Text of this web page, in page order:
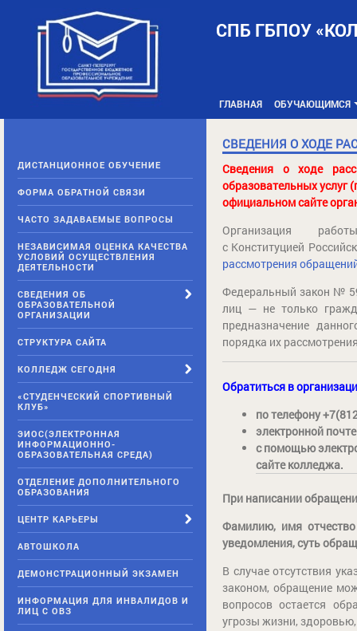
СПБ ГБПОУ
ГЛАВНАЯ ОБУЧАЮЩИМСЯ
ДИСТАНЦИОННОЕ ОБУЧЕНИЕ
ФОРМА ОБРАТНОЙ СВЯЗИ
ЧАСТО ЗАДАВАЕМЫЕ ВОПРОСЫ
НЕЗАВИСИМАЯ ОЦЕНКА КАЧЕСТВА
УСЛОВИЙ ОСУЩЕСТВЛЕНИЯ
ДЕЯТЕЛЬНОСТИ
СВЕДЕНИЯ ОБ
ОБРАЗОВАТЕЛЬНОЙ
ОРГАНИЗАЦИИ
СТРУКТУРА САЙТА
КОЛЛЕДЖ СЕГОДНЯ
«СТУДЕНЧЕСКИЙ СПОРТИВНЫЙ
КЛУБ»
ЭИОС(ЭЛЕКТРОННАЯ
ИНФОРМАЦИОННО-
ОБРАЗОВАТЕЛЬНАЯ СРЕДА)
ОТДЕЛЕНИЕ ДОПОЛНИТЕЛЬНОГО
ОБРАЗОВАНИЯ
ЦЕНТР КАРЬЕРЫ
АВТОШКОЛА
ДЕМОНСТРАЦИОННЫЙ ЭКЗАМЕН
ИНФОРМАЦИЯ ДЛЯ ИНВАЛИДОВ И
ЛИЦ С ОВЗ
СВЕДЕНИЯ О ХОДЕ
Сведения о ходе
образовательных услуг
официальном сайте
Организация
с Конституцией
рассмотрения
Федеральный закон №
лиц — не только
предназначение
порядка их
Обратиться в
по телефону
электронной
с помощью
сайте колледжа.
При написании
Фамилию, имя
уведомления, суть
В случае отсутствия
законом, обращение
вопросов остается
угрозы жизни,